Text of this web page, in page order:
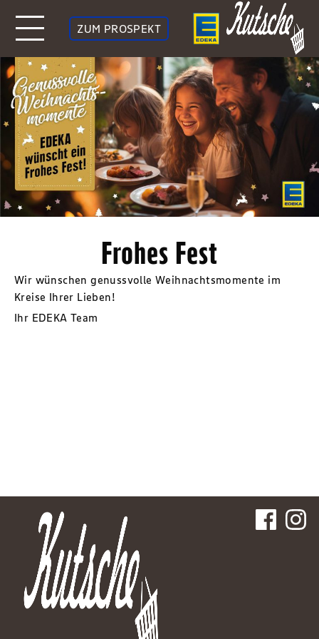
ZUM PROSPEKT
Frohes Fest
Wir wünschen genussvolle Weihnachtsmomente im
Kreise Ihrer Lieben!
Ihr EDEKA Team